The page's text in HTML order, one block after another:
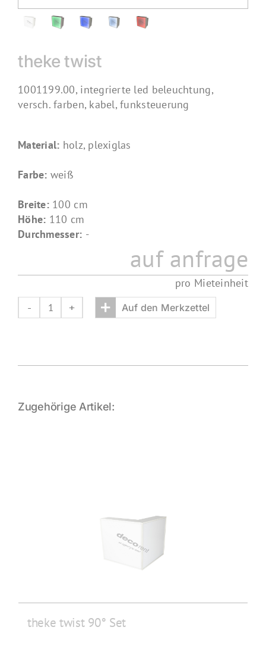
theke twist
1001199.00, integrierte led beleuchtung,
versch. farben, kabel, funksteuerung
Material: holz, plexiglas
Farbe: weiß
Breite: 100 cm
Höhe: 110 cm
Durchmesser: -
auf anfrage
pro Mieteinheit
theke
+ Auf den Merkzettel
Zugehörige Artikel:
theke twist 90° Set